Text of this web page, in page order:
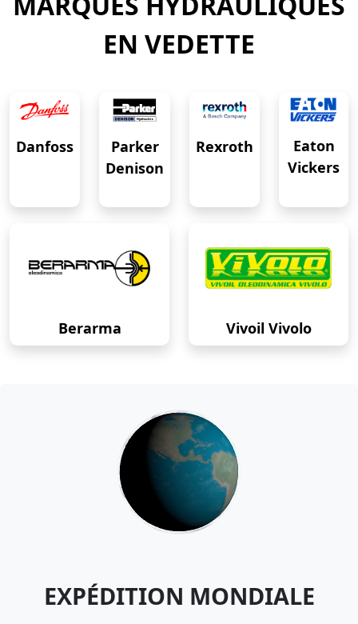
EN VEDETTE
Danfoss
Parker
Denison
Rexroth
Eaton
Vickers
Berarma Vivoil Vivolo
EXPÉDITION MONDIALE